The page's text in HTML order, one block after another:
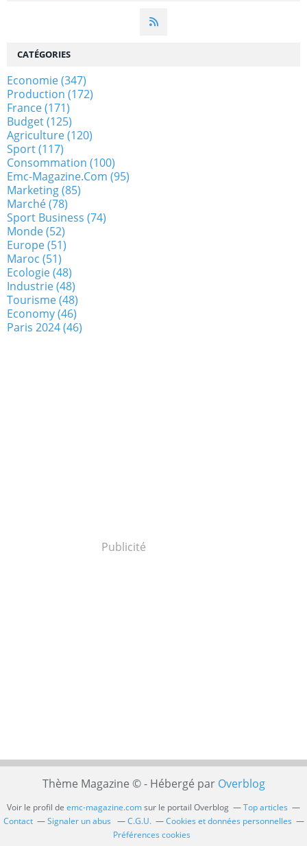
CATÉGORIES
Economie(347)
Production (172)
France(171)
Budget(125)
Agriculture(120)
Sport(117)
Consommation (100)
Emc-Magazine.com (95)
Marketing(85)
Marché(78)
Sport Business (74)
Monde(52)
Europe(51)
Maroc (51)
Ecologie(48)
Industrie(48)
Tourisme(48)
Economy(46)
Paris 2024(46)
Publicité
Thème Magazine © - Hébergé par Overblog
Voir le profil de emc-magazine.comsur le portail Overblog
Top articles
Contact
Signaler un abus C.G.U.
Cookies et données personnelles
Préférences cookies